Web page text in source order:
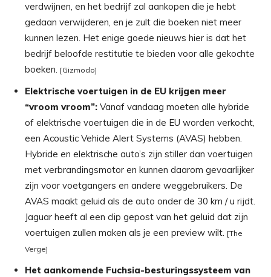
verdwijnen, en het bedrijf zal aankopen die je hebt
gedaan verwijderen, en je zult die boeken niet meer
kunnen lezen. Het enige goede nieuws hier is dat het
bedrijf beloofde restitutie te bieden voor alle gekochte
boeken. [Gizmodo]
Elektrische voertuigen in de EU krijgen meer
“vroom vroom”: Vanaf vandaag moeten alle hybride
of elektrische voertuigen die in de EU worden verkocht,
een Acoustic Vehicle Alert Systems (AVAS) hebben.
Hybride en elektrische auto’s zijn stiller dan voertuigen
met verbrandingsmotor en kunnen daarom gevaarlijker
zijn voor voetgangers en andere weggebruikers. De
AVAS maakt geluid als de auto onder de 30 km / u rijdt.
Jaguar heeft al een clip gepost van het geluid dat zijn
voertuigen zullen maken als je een preview wilt. [The
Verge]
Het aankomende Fuchsia-besturingssysteem van